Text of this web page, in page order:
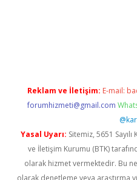
Reklam ve İletişim: E-mail:
forumhizmeti@gmail.com
Yasal Uyarı: Sitemiz, 5651
ve İletişim Kurumu (BTK)
olarak hizmet vermektedir. Bu
olarak denetleme veya araştırma